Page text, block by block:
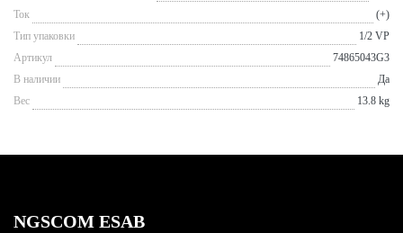
Ток
(+)
Тип упаковки
1/2 VP
Артикул
74865043G3
В наличии
Да
Вес
13.8 kg
NGSCOM ESAB